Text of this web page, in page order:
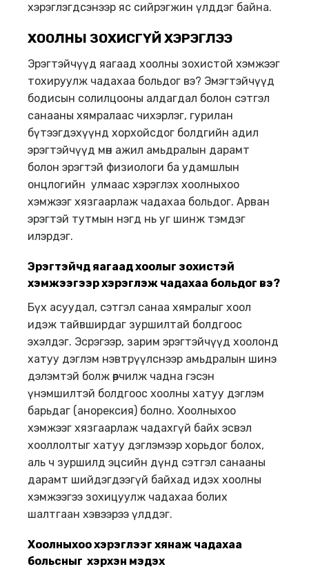
хэрэглэгдсэнээр яс сийрэгжин үлддэг байна.
ХООЛНЫ ЗОХИСГҮЙ ХЭРЭГЛЭЭ
Эрэгтэйчүүд яагаад хоолны зохистой хэмжээг
тохируулж чадахаа больдог вэ? Эмэгтэйчүүд
бодисын солилцооны алдагдал болон сэтгэл
санааны хямралаас чихэрлэг, гурилан
бүтээгдэхүүнд хорхойсдог болдгийн адил
эрэгтэйчүүд мөн ажил амьдралын дарамт
болон эрэгтэй физиологи ба удамшлын
онцлогийн улмаас хэрэглэх хоолныхоо
хэмжээг хязгаарлаж чадахаа больдог. Арван
эрэгтэй тутмын нэгд нь уг шинж тэмдэг
илэрдэг.
Эрэгтэйчүүд яагаадхоолыг зохистэй
хэмжээгээрхэрэглэж чадахаа больдог вэ?
Бүх асуудал, сэтгэл санаа хямралыг хоол
идэж тайвширдаг зуршилтай болдгоос
эхэлдэг. Эсрэгээр, зарим эрэгтэйчүүд хоолонд
хатуу дэглэм нэвтрүүлснээр амьдралын шинэ
дэлэмтэй болж өөрчилж чадна гэсэн
үнэмшилтэй болдгоос хоолны хатуу дэглэм
барьдаг (анорексия) болно. Хоолныхоо
хэмжээг хязгаарлаж чадахгүй байх эсвэл
хооллолтыг хатуу дэглэмээр хорьдог болох,
аль ч зуршилд эцсийн дүнд сэтгэл санааны
дарамт шийдэгдээгүй байхад идэх хоолны
хэмжээгээ зохицуулж чадахаа болих
шалтгаан хэвээрээ үлддэг.
Хоолныхоо хэрэглээг хянаж чадахаа
больсныг хэрхэн мэдэх